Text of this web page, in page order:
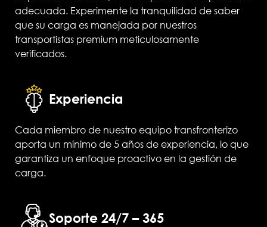
adecuada. Experimente la tranquilidad de saber
que su carga es manejada por nuestros
transportistas premium meticulosamente
verificados.
Experiencia
Cada miembro de nuestro equipo transfronterizo
aporta un mínimo de 5 años de experiencia, lo que
garantiza un enfoque proactivo en la gestión de
carga.
Soporte 24/7 – 365